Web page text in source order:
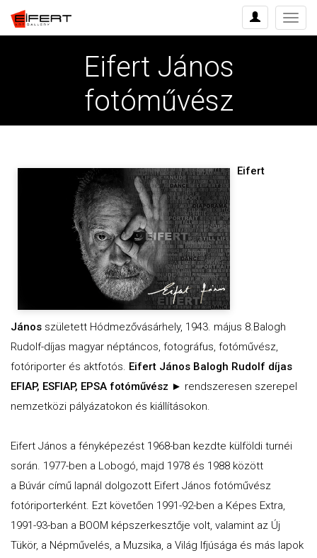
Menü
Eifert János
fotóművész
Eifert
János született Hódmezővásárhely, 1943. május 8.Balogh
Rudolf-díjas magyar néptáncos, fotográfus, fotóművész,
fotóriporter és aktfotós. Eifert János Balogh Rudolf díjas
EFIAP, ESFIAP, EPSA fotóművész ► rendszeresen szerepel
nemzetközi pályázatokon és kiállításokon.
Eifert János a fényképezést 1968-ban kezdte külföldi turnéi
során. 1977-ben a Lobogó, majd 1978 és 1988 között
a Búvár című lapnál dolgozott Eifert János fotóművész
fotóriporterként. Ezt követően 1991-92-ben a Képes Extra,
1991-93-ban a BOOM képszerkesztője volt, valamint az Új
Tükör, a Népművelés, a Muzsika, a Világ Ifjúsága és más lapok